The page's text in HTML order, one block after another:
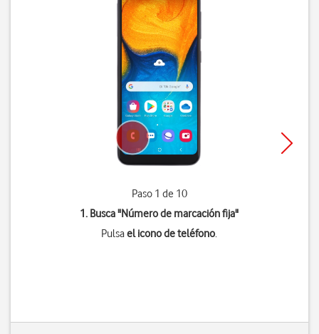
Paso 1 de 10
1. Busca "Número de marcación fija"
Pulsael icono de teléfono.